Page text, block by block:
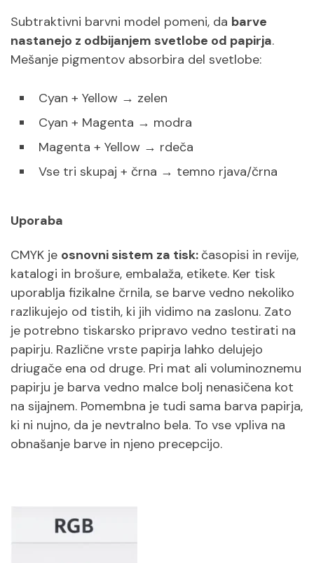
Subtraktivni barvni model pomeni, da barve
nastanejo z odbijanjem svetlobe od papirja.
Mešanje pigmentov absorbira del svetlobe:
Cyan + Yellow → zelen
Cyan + Magenta → modra
Magenta + Yellow → rdeča
Vse tri skupaj + črna → temno rjava/črna
Uporaba
CMYK je osnovni sistem za tisk: časopisi in revije,
katalogi in brošure, embalaža, etikete. Ker tisk
uporablja fizikalne črnila, se barve vedno nekoliko
razlikujejo od tistih, ki jih vidimo na zaslonu. Zato
je potrebno tiskarsko pripravo vedno testirati na
papirju. Različne vrste papirja lahko delujejo
driugače ena od druge. Pri mat ali voluminoznemu
papirju je barva vedno malce bolj nenasičena kot
na sijajnem. Pomembna je tudi sama barva papirja,
ki ni nujno, da je nevtralno bela. To vse vpliva na
obnašanje barve in njeno precepcijo.